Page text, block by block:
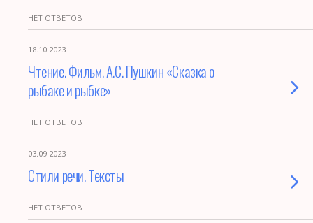
НЕТ ОТВЕТОВ
18.10.2023
Чтение. Фильм. А.С. Пушкин «Сказка о
рыбаке и рыбке»
НЕТ ОТВЕТОВ
03.09.2023
Стили речи. Тексты
НЕТ ОТВЕТОВ